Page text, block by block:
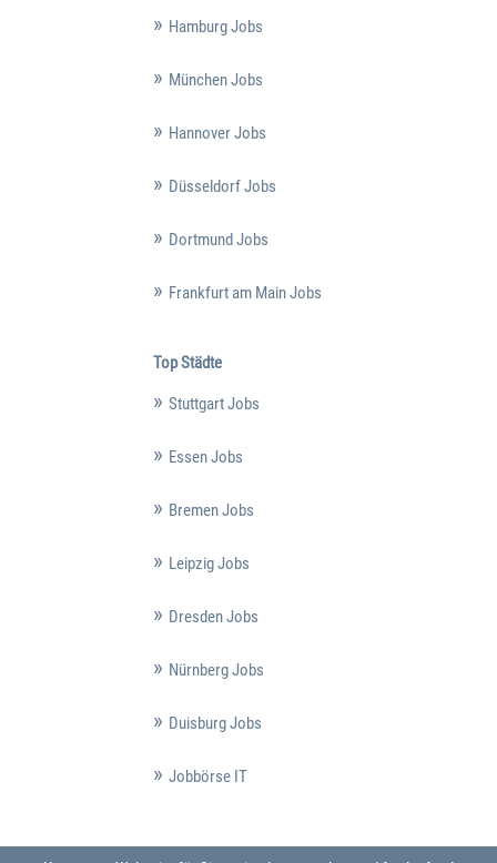
Hamburg Jobs
München Jobs
Hannover Jobs
Düsseldorf Jobs
Dortmund Jobs
Frankfurt am Main Jobs
Top Städte
Stuttgart Jobs
Essen Jobs
Bremen Jobs
Leipzig Jobs
Dresden Jobs
Nürnberg Jobs
Duisburg Jobs
Jobbörse IT